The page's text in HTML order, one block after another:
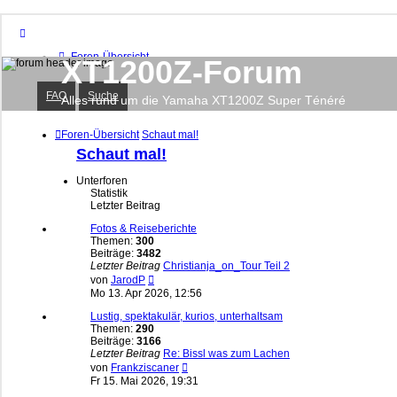
Foren-Übersicht
FAQ
Suche
Unbeantwortete Themen
Aktive Themen
Anmelden
XT1200Z-Forum
Alles rund um die Yamaha XT1200Z Super Ténéré
FAQ Suche
Foren-Übersicht Schaut mal!
Schaut mal!
Unterforen
Statistik
Letzter Beitrag
Fotos & Reiseberichte
Themen: 300
Beiträge: 3482
Letzter Beitrag Christianja_on_Tour Teil 2
von JarodP
Beitrag
Mo 13. Apr 2026, 12:56
Lustig, spektakulär, kurios, unterhaltsam
Themen: 290
Beiträge: 3166
Letzter Beitrag Re: Bissl was zum Lachen
von Frankziscaner
Beitrag
Fr 15. Mai 2026, 19:31